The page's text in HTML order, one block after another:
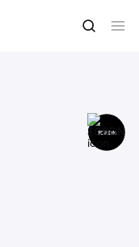
Comprar $CRDN
$CRDN